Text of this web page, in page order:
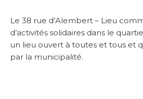
Le 38 rue d’Alembert – Lieu
d’activités solidaires dans le
un lieu ouvert à toutes et tous et
par la municipalité.